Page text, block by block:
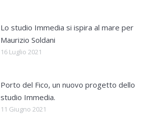
Lo studio Immedia si ispira al mare per
Maurizio Soldani
16 Luglio 2021
Porto del Fico, un nuovo progetto dello
studio Immedia.
11 Giugno 2021